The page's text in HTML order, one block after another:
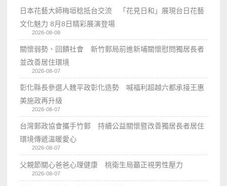
日本花藝大師梅垣稔抵台交流 「花見日和」展現台日花藝
文化魅力 8月8日精彩展演登場
2026-08-08
關懷弱勢、回饋社會 新竹郵局前進新埔關懷慰問獨居長者
並改善居住環境
2026-08-07
彰化縣長參選人魏平政彰化造勢 喊福利超越六都承接王惠
美施政再升級
2026-08-07
台灣郵政協會攜手竹郵 持續公益關懷暨改善獨居長者居住
環境傳遞溫暖愛心
2026-08-07
父親節關心爸爸心理健康 桃衛生局籲正視男性壓力
2026-08-07